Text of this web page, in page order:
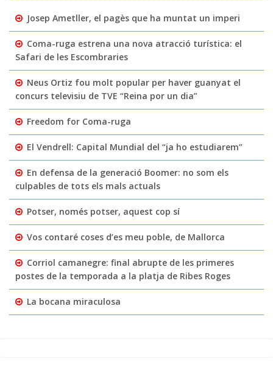
Josep Ametller, el pagès que ha muntat un imperi
Coma-ruga estrena una nova atracció turística: el
Safari de les Escombraries
Neus Ortiz fou molt popular per haver guanyat el
concurs televisiu de TVE “Reina por un dia”
Freedom for Coma-ruga
El Vendrell: Capital Mundial del “ja ho estudiarem”
En defensa de la generació Boomer: no som els
culpables de tots els mals actuals
Potser, només potser, aquest cop sí
Vos contaré coses d’es meu poble, de Mallorca
Corriol camanegre: final abrupte de les primeres
postes de la temporada a la platja de Ribes Roges
La bocana miraculosa